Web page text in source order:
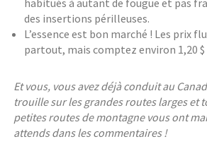
des insertions périlleuses.
L’essence est bon marché ! Les prix
partout, mais comptez environ 1,20 $
Et vous, vous avez déjà conduit au
trouille sur les grandes routes larges et
petites routes de montagne vous ont
attends dans les commentaires !